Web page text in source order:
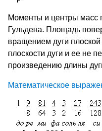
Моменты и центры масс
Гульдена. Площадь
вращением дуги
плоскости дуги и ее не
произведению длины
Математическое